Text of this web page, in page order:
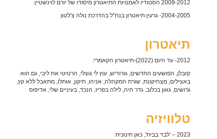
2009-2012 הסטודיו לאמנויות התיאטרון מיסודו של יורם לוינשטיין
2004-2005- גרעין תיאטרון בנח"ל בהדרכת נולה צ'לטון
תיאטרון
2012- עד היום (2022)-תיאטרון הקאמרי:
קזבלן, הפושעים החדשים, גורודיש, עוץ לי גוצלי, הרטיטי את ליבי, גם הוא
באצילים, מצחיקונת, שורת המקהלה, אניהו, תיקון, אותלו, מתאבל ללא קץ,
גרושים, גאון בכלוב, גדר חיה, לילה בפריז, הנכד, בעיניים שלי, אדיפוס
טלוויזיה
2023 – 'לבד בבית', כאן חינוכית